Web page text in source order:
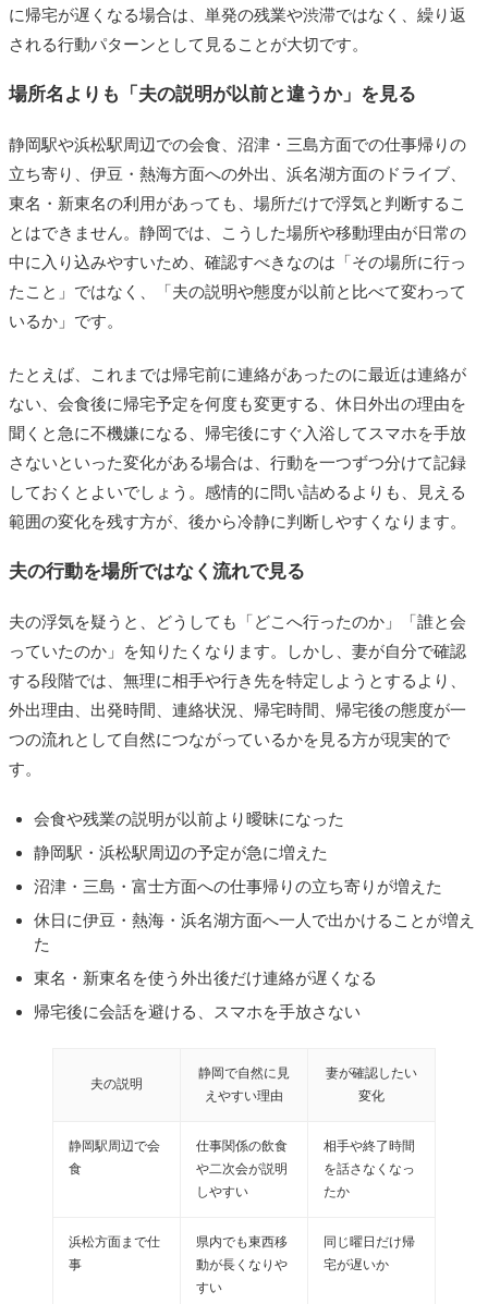
に帰宅が遅くなる場合は、単発の残業や渋滞ではなく、繰り返
される行動パターンとして見ることが大切です。
場所名よりも「夫の説明が以前と違うか」を見る
静岡駅や浜松駅周辺での会食、沼津・三島方面での仕事帰りの
立ち寄り、伊豆・熱海方面への外出、浜名湖方面のドライブ、
東名・新東名の利用があっても、場所だけで浮気と判断するこ
とはできません。静岡では、こうした場所や移動理由が日常の
中に入り込みやすいため、確認すべきなのは「その場所に行っ
たこと」ではなく、「夫の説明や態度が以前と比べて変わって
いるか」です。
たとえば、これまでは帰宅前に連絡があったのに最近は連絡が
ない、会食後に帰宅予定を何度も変更する、休日外出の理由を
聞くと急に不機嫌になる、帰宅後にすぐ入浴してスマホを手放
さないといった変化がある場合は、行動を一つずつ分けて記録
しておくとよいでしょう。感情的に問い詰めるよりも、見える
範囲の変化を残す方が、後から冷静に判断しやすくなります。
夫の行動を場所ではなく流れで見る
夫の浮気を疑うと、どうしても「どこへ行ったのか」「誰と会
っていたのか」を知りたくなります。しかし、妻が自分で確認
する段階では、無理に相手や行き先を特定しようとするより、
外出理由、出発時間、連絡状況、帰宅時間、帰宅後の態度が一
つの流れとして自然につながっているかを見る方が現実的で
す。
会食や残業の説明が以前より曖昧になった
静岡駅・浜松駅周辺の予定が急に増えた
沼津・三島・富士方面への仕事帰りの立ち寄りが増えた
休日に伊豆・熱海・浜名湖方面へ一人で出かけることが増え
た
東名・新東名を使う外出後だけ連絡が遅くなる
帰宅後に会話を避ける、スマホを手放さない
夫の説明
静岡で自然に見
えやすい理由
妻が確認したい
変化
静岡駅周辺で会
食
仕事関係の飲食
や二次会が説明
しやすい
相手や終了時間
を話さなくなっ
たか
浜松方面まで仕
事
県内でも東西移
動が長くなりや
すい
同じ曜日だけ帰
宅が遅いか